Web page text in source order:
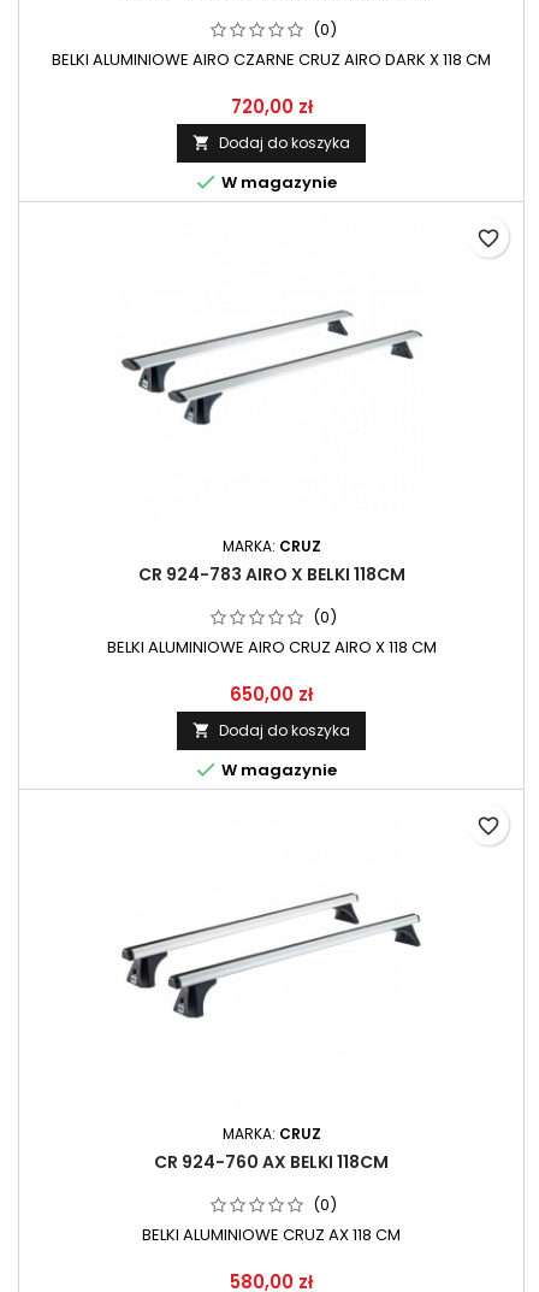
(0)
BELKI ALUMINIOWE AIRO CZARNE CRUZ AIRO DARK X 118 CM
720,00 zł
 Dodaj do koszyka
 W magazynie
MARKA: CRUZ
CR 924-783 AIRO X BELKI 118CM
(0)
BELKI ALUMINIOWE AIRO CRUZ AIRO X 118 CM
650,00 zł
 Dodaj do koszyka
 W magazynie
favorite_border
MARKA: CRUZ
CR 924-760 AX BELKI 118CM
(0)
BELKI ALUMINIOWE CRUZ AX 118 CM
580,00 zł
favorite_border